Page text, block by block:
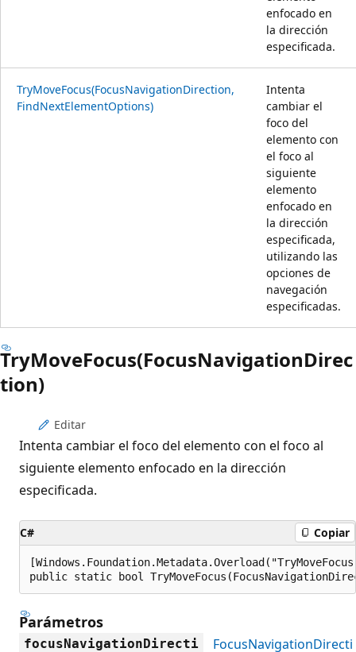
enfocado en
la dirección
especificada.
TryMoveFocus(FocusNavigationDirection,
FindNextElementOptions)
Intenta
cambiar el
foco del
elemento con
el foco al
siguiente
elemento
enfocado en
la dirección
especificada,
utilizando las
opciones de
navegación
especificadas.
TryMoveFocus(FocusNavigationDirec
tion)
Editar
Intenta cambiar el foco del elemento con el foco al
siguiente elemento enfocado en la dirección
especificada.
C# Copiar
public static bool
Parámetros
focusNavigationDirecti
FocusNavigationDirecti